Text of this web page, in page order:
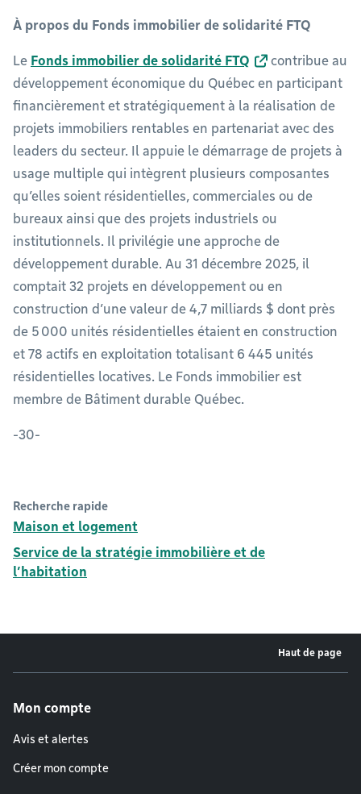
À propos du Fonds immobilier de solidarité FTQ
Le Fonds immobilier de solidarité FTQ
contribue au
développement économique du Québec en participant
financièrement et stratégiquement à la réalisation de
projets immobiliers rentables en partenariat avec des
leaders du secteur. Il appuie le démarrage de projets à
usage multiple qui intègrent plusieurs composantes
qu’elles soient résidentielles, commerciales ou de
bureaux ainsi que des projets industriels ou
institutionnels. Il privilégie une approche de
développement durable. Au 31 décembre 2025, il
comptait 32 projets en développement ou en
construction d’une valeur de 4,7 milliards $ dont près
de 5 000 unités résidentielles étaient en construction
et 78 actifs en exploitation totalisant 6 445 unités
résidentielles locatives. Le Fonds immobilier est
membre de Bâtiment durable Québec.
-30-
Recherche rapide
Maison et logement
Service de la stratégie immobilière et de
l’habitation
Haut de page
Mon compte
Avis et alertes
Créer mon compte